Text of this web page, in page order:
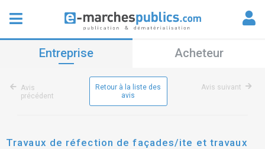
Entreprise Acheteur
Avis
précédent
Retour à la liste des
avis
Avis suivant
Travaux de réfection de façades/ite et travaux